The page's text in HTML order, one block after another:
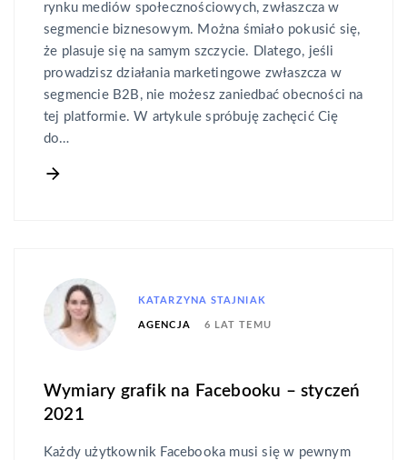
rynku mediów społecznościowych, zwłaszcza w
segmencie biznesowym. Można śmiało pokusić się,
że plasuje się na samym szczycie. Dlatego, jeśli
prowadzisz działania marketingowe zwłaszcza w
segmencie B2B, nie możesz zaniedbać obecności na
tej platformie. W artykule spróbuję zachęcić Cię
do…
KATARZYNA STAJNIAK
AGENCJA 6 LAT TEMU
Wymiary grafik na Facebooku – styczeń
2021
Każdy użytkownik Facebooka musi się w pewnym